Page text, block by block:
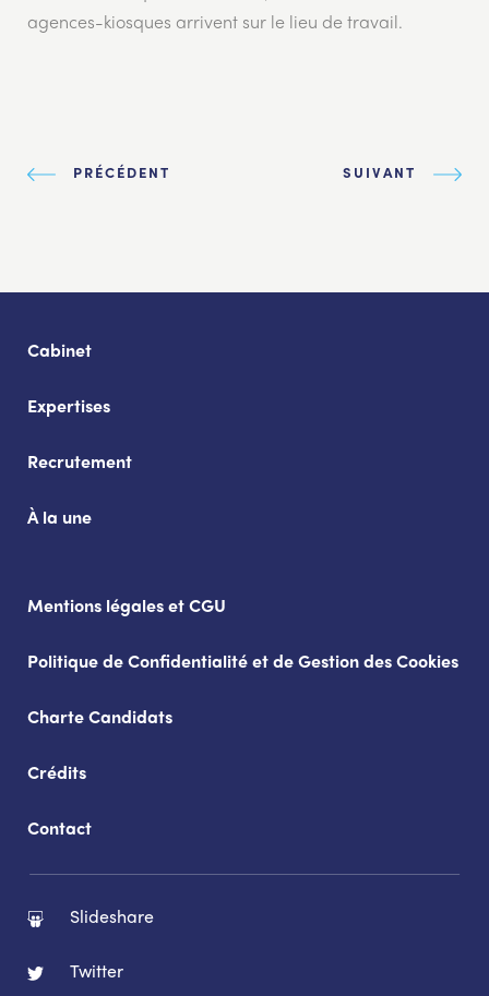
agences-kiosques arrivent sur le lieu de travail.
PRÉCÉDENT SUIVANT
Cabinet
Expertises
Recrutement
À la une
Mentions légales et CGU
Politique de Confidentialité et de Gestion des Cookies
Charte Candidats
Crédits
Contact
Slideshare
Twitter